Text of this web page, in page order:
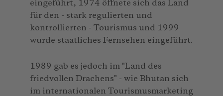
eingeführt, 1974 öffnete sich das Land
für den - stark regulierten und
kontrollierten - Tourismus und 1999
wurde staatliches Fernsehen eingeführt.
1989 gab es jedoch im "Land des
friedvollen Drachens" - wie Bhutan sich
im internationalen Tourismusmarketing